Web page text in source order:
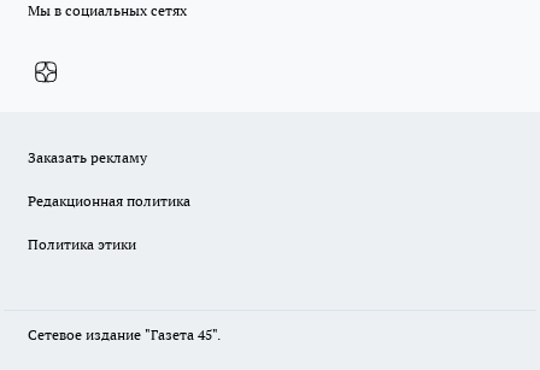
Мы в социальных сетях
Заказать рекламу
Редакционная политика
Политика этики
Сетевое издание "Газета 45".